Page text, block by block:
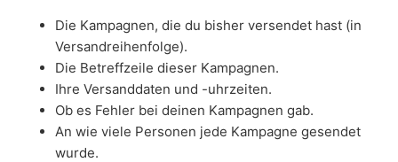
Die Kampagnen, die du bisher versendet hast (in
Versandreihenfolge).
Die Betreffzeile dieser Kampagnen.
Ihre Versanddaten und -uhrzeiten.
Ob es Fehler bei deinen Kampagnen gab.
An wie viele Personen jede Kampagnegesendet
wurde.